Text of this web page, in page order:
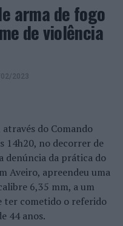
arma de fogo
de violência
2023
do Comando
14h20, no decorrer de
denúncia da prática do
Aveiro, apreendeu uma
6,35 mm, a um
ter cometido o referido
44 anos.